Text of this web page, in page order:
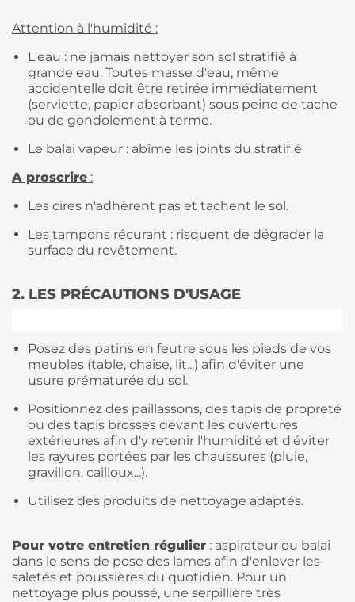
Attention à l'humidité :
L'eau : ne jamais nettoyer son sol stratifié à
grande eau. Toutes masse d'eau, même
accidentelle doit être retirée immédiatement
(serviette, papier absorbant) sous peine de tache
ou de gondolement à terme.
Le balai vapeur : abîme les joints du stratifié
A proscrire :
Les cires n'adhèrent pas et tachent le sol.
Les tampons récurant : risquent de dégrader la
surface du revêtement.
2. LES PRÉCAUTIONS D'USAGE
Posez des patins en feutre sous les pieds de vos
meubles (table, chaise, lit...) afin d'éviter une
usure prématurée du sol.
Positionnez des paillassons, des tapis de propreté
ou des tapis brosses devant les ouvertures
extérieures afin d'y retenir l'humidité et d'éviter
les rayures portées par les chaussures (pluie,
gravillon, cailloux...).
Utilisez des produits de nettoyage adaptés.
Pour votre entretien régulier : aspirateur ou balai
dans le sens de pose des lames afin d'enlever les
saletés et poussières du quotidien. Pour un
nettoyage plus poussé, une serpillière très